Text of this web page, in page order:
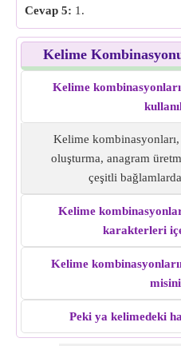
Cevap 5: 1.
Kelime
Kelime
Kelime
oluşturma, anagram
çeşitli
Kelime
karakterleri
Kelime
Peki ya kelimedeki